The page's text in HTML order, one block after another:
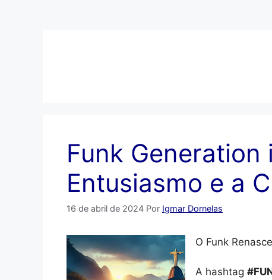
Funk Generation
Entusiasmo e a
16 de abril de 2024 Por Igmar Dornelas
O Funk
A hashtag